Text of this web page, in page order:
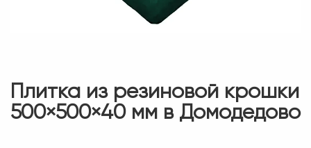
Плитка из резиновой крошки
500×500×40 мм в Домодедово